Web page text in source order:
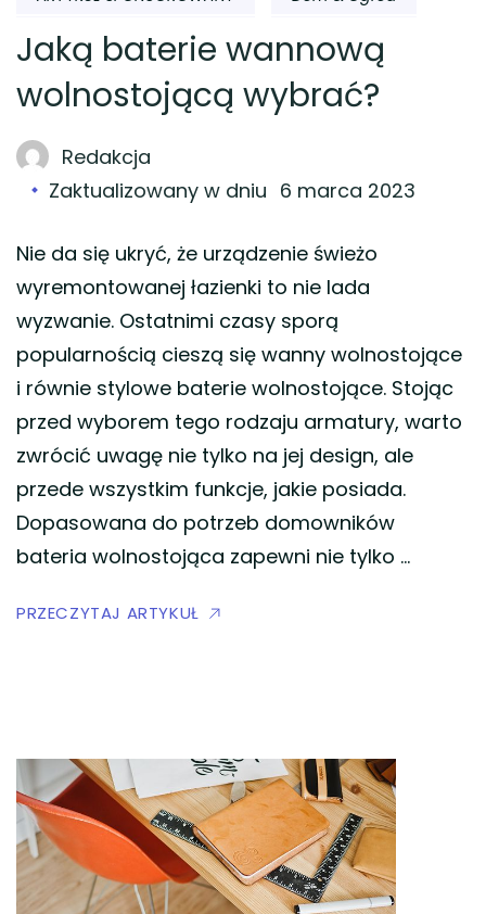
Jaką baterie wannową
wolnostojącą wybrać?
Redakcja
Zaktualizowany w dniu 6 marca 2023
Nie da się ukryć, że urządzenie świeżo
wyremontowanej łazienki to nie lada
wyzwanie. Ostatnimi czasy sporą
popularnością cieszą się wanny wolnostojące
i równie stylowe baterie wolnostojące. Stojąc
przed wyborem tego rodzaju armatury, warto
zwrócić uwagę nie tylko na jej design, ale
przede wszystkim funkcje, jakie posiada.
Dopasowana do potrzeb domowników
bateria wolnostojąca zapewni nie tylko …
PRZECZYTAJ ARTYKUŁ